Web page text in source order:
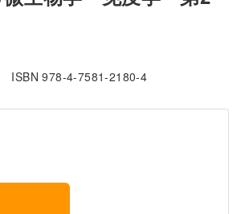
ISBN 978-4-7581-2180-4